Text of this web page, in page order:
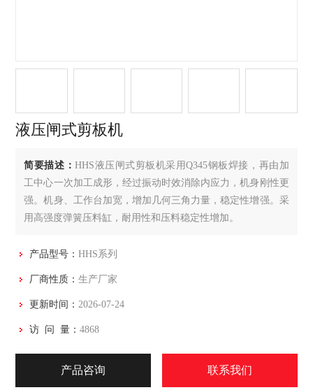
液压闸式剪板机
简要描述：HHS液压闸式剪板机采⽤Q345钢板焊接，再由加
⼯中⼼⼀次加⼯成形，经过振动时效消除内应⼒，机⾝刚性更
强。机⾝、⼯作台加宽，增加⼏何三⻆⼒量，稳定性增强。采
⽤⾼强度弹簧压料缸，耐⽤性和压料稳定性增加。
产品型号：HHS系列
厂商性质：生产厂家
更新时间： 2026-07-24
访 问 量：4868
产品咨询 联系我们